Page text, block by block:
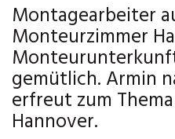
Montagearbeiter
Monteurzimmer
gemütlich. Armin
erfreut zum
Hannover.